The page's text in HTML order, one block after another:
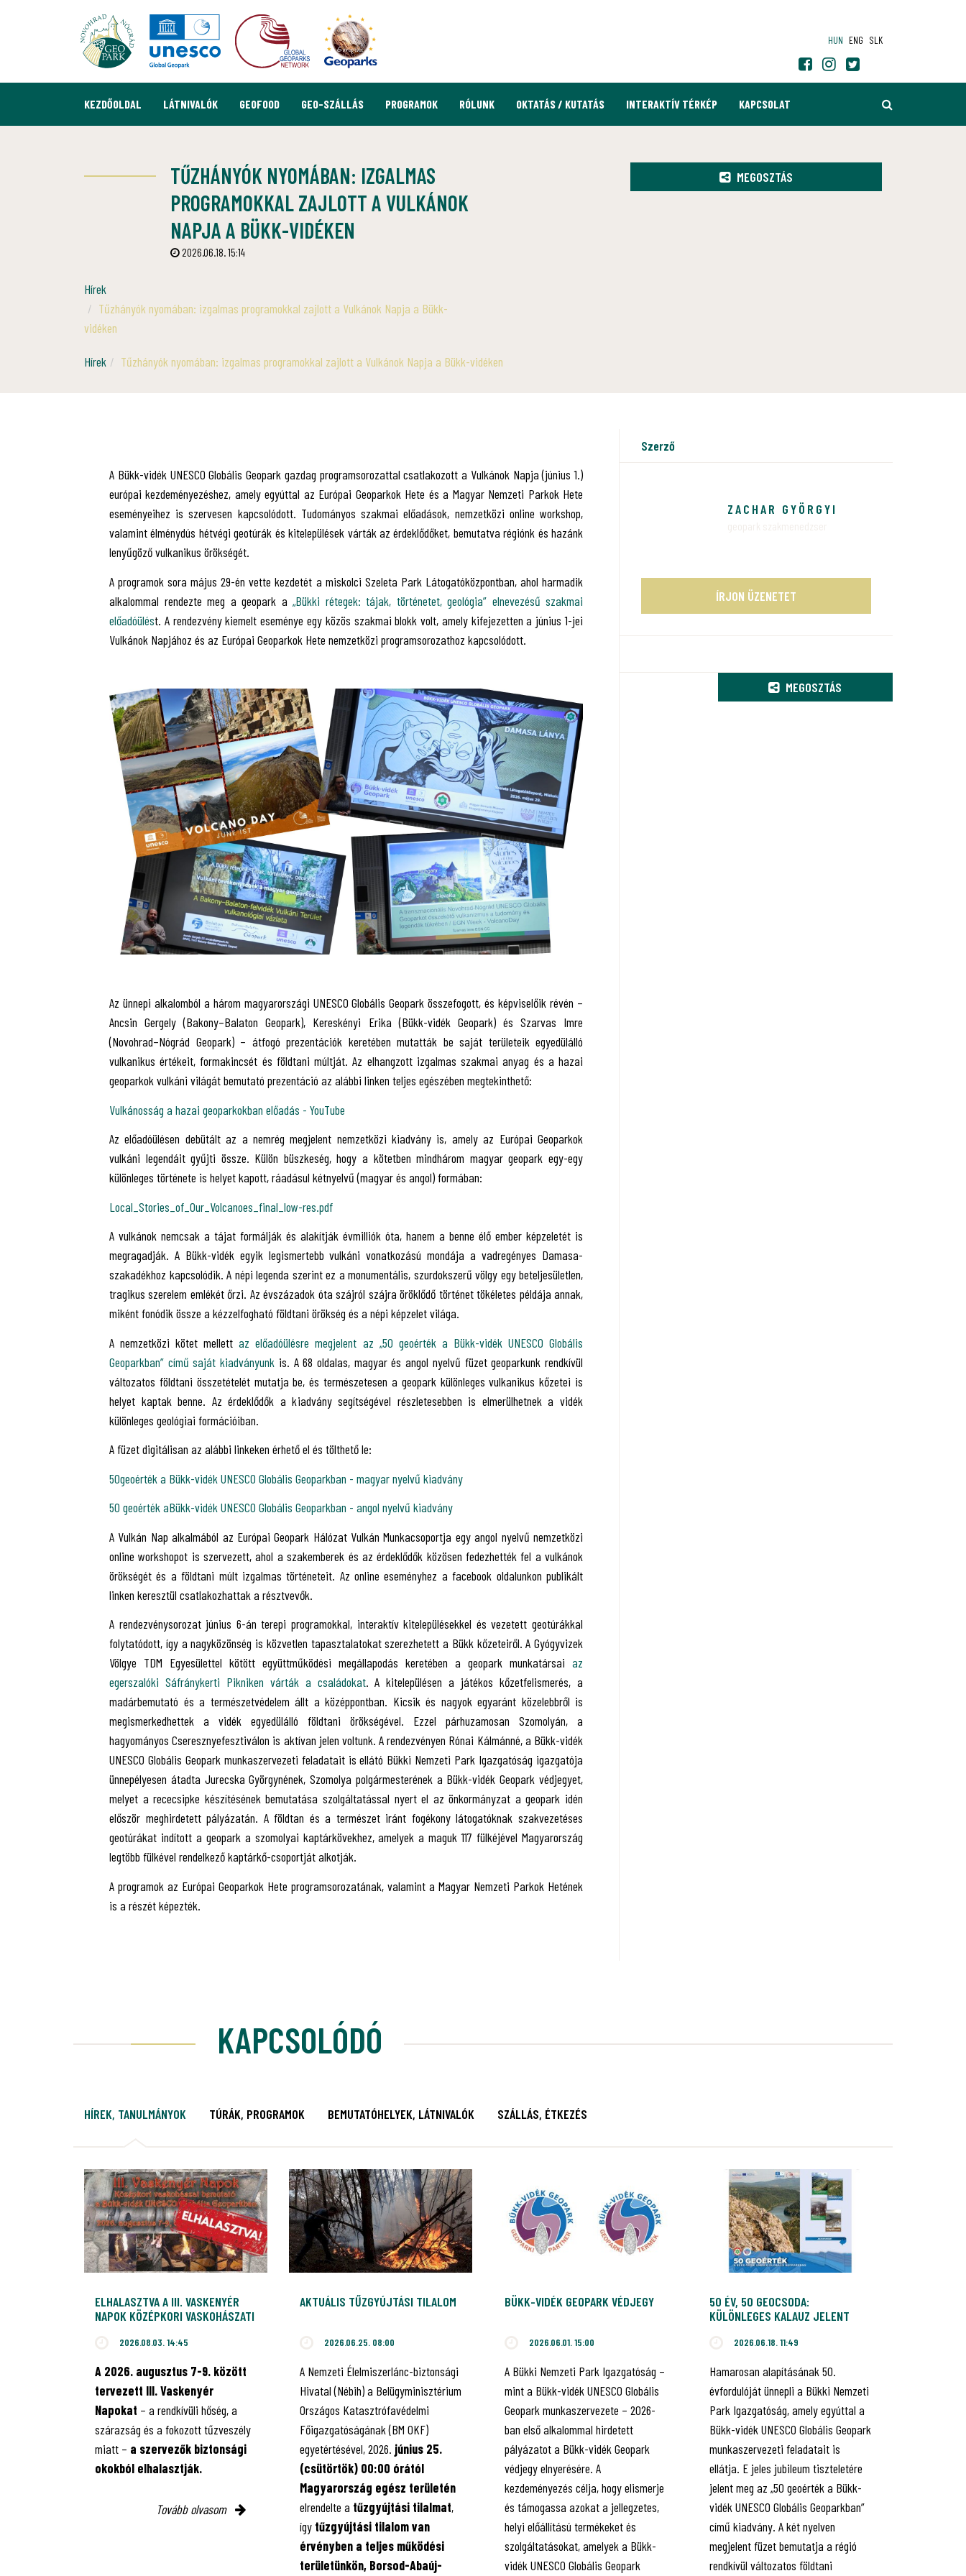
HUN ENG SLK
KEZDŐOLDAL LÁTNIVALÓK GEOFOOD GEO-SZÁLLÁS PROGRAMOK RÓLUNK OKTATÁS / KUTATÁS INTERAKTÍV TÉRKÉP KAPCSOLAT
TŰZHÁNYÓK NYOMÁBAN: IZGALMAS
PROGRAMOKKAL ZAJLOTT A VULKÁNOK
NAPJA A BÜKK-VIDÉKEN
2026.06.18. 15:14
Hírek
Tűzhányók nyomában: izgalmas programokkal zajlott a Vulkánok Napja a Bükk-
vidéken
MEGOSZTÁS
Hírek Tűzhányók nyomában: izgalmas programokkal zajlott a Vulkánok Napja a Bükk-vidéken
A Bükk-vidék UNESCO Globális Geopark gazdag programsorozattal csatlakozott a Vulkánok Napja (június 1.)
európai kezdeményezéshez, amely egyúttal az Európai Geoparkok Hete és a Magyar Nemzeti Parkok Hete
eseményeihez is szervesen kapcsolódott. Tudományos szakmai előadások, nemzetközi online workshop,
valamint élménydús hétvégi geotúrák és kitelepülések várták az érdeklődőket, bemutatva régiónk és hazánk
lenyűgöző vulkanikus örökségét.
A programok sora május 29-én vette kezdetét a miskolci Szeleta Park Látogatóközpontban, ahol harmadik
alkalommal rendezte meg a geopark a „Bükki rétegek: tájak, történetet, geológia” elnevezésű szakmai
előadóülést. A rendezvény kiemelt eseménye egy közös szakmai blokk volt, amely kifejezetten a június 1-jei
Vulkánok Napjához és az Európai Geoparkok Hete nemzetközi programsorozathoz kapcsolódott.
Az ünnepi alkalomból a három magyarországi UNESCO Globális Geopark összefogott, és képviselőik révén –
Ancsin Gergely (Bakony–Balaton Geopark), Kereskényi Erika (Bükk-vidék Geopark) és Szarvas Imre
(Novohrad–Nógrád Geopark) – átfogó prezentációk keretében mutatták be saját területeik egyedülálló
vulkanikus értékeit, formakincsét és földtani múltját. Az elhangzott izgalmas szakmai anyag és a hazai
geoparkok vulkáni világát bemutató prezentáció az alábbi linken teljes egészében megtekinthető:
Vulkánosság a hazai geoparkokban előadás - YouTube
Az előadóülésen debütált az a nemrég megjelent nemzetközi kiadvány is, amely az Európai Geoparkok
vulkáni legendáit gyűjti össze. Külön büszkeség, hogy a kötetben mindhárom magyar geopark egy-egy
különleges története is helyet kapott, ráadásul kétnyelvű (magyar és angol) formában:
Local_Stories_of_Our_Volcanoes_final_low-res.pdf
A vulkánok nemcsak a tájat formálják és alakítják évmilliók óta, hanem a benne élő ember képzeletét is
megragadják. A Bükk-vidék egyik legismertebb vulkáni vonatkozású mondája a vadregényes Damasa-
szakadékhoz kapcsolódik. A népi legenda szerint ez a monumentális, szurdokszerű völgy egy beteljesületlen,
tragikus szerelem emlékét őrzi. Az évszázadok óta szájról szájra öröklődő történet tökéletes példája annak,
miként fonódik össze a kézzelfogható földtani örökség és a népi képzelet világa.
A nemzetközi kötet mellettaz előadóülésre megjelent az „50 geoérték a Bükk-vidék UNESCO Globális
Geoparkban” című saját kiadványunk is. A 68 oldalas, magyar és angol nyelvű füzet geoparkunk rendkívül
változatos földtani összetételét mutatja be, és természetesen a geopark különleges vulkanikus kőzetei is
helyet kaptak benne. Az érdeklődők a kiadvány segítségével részletesebben is elmerülhetnek a vidék
különleges geológiai formációiban.
A füzet digitálisan az alábbi linkeken érhető el és tölthető le:
50geoérték a Bükk-vidék UNESCO Globális Geoparkban - magyar nyelvű kiadvány
50 geoérték aBükk-vidék UNESCO Globális Geoparkban - angol nyelvű kiadvány
A Vulkán Nap alkalmából az Európai Geopark Hálózat Vulkán Munkacsoportja egy angol nyelvű nemzetközi
online workshopot is szervezett, ahol a szakemberek és az érdeklődők közösen fedezhették fel a vulkánok
örökségét és a földtani múlt izgalmas történeteit. Az online eseményhez a facebook oldalunkon publikált
linken keresztül csatlakozhattak a résztvevők.
A rendezvénysorozat június 6-án terepi programokkal, interaktív kitelepülésekkel és vezetett geotúrákkal
folytatódott, így a nagyközönség is közvetlen tapasztalatokat szerezhetett a Bükk kőzeteiről. A Gyógyvizek
Völgye TDM Egyesülettel kötött együttműködési megállapodás keretében a geopark munkatársai az
egerszalóki Sáfránykerti Pikniken várták a családokat. A kitelepülésen a játékos kőzetfelismerés, a
madárbemutató és a természetvédelem állt a középpontban. Kicsik és nagyok egyaránt közelebbről is
megismerkedhettek a vidék egyedülálló földtani örökségével. Ezzel párhuzamosan Szomolyán, a
hagyományos Cseresznyefesztiválon is aktívan jelen voltunk. A rendezvényen Rónai Kálmánné, a Bükk-vidék
UNESCO Globális Geopark munkaszervezeti feladatait is ellátó Bükki Nemzeti Park Igazgatóság igazgatója
ünnepélyesen átadta Jurecska Györgynének, Szomolya polgármesterének a Bükk-vidék Geopark védjegyet,
melyet a rececsipke készítésének bemutatása szolgáltatással nyert el az önkormányzat a geopark idén
először meghirdetett pályázatán. A földtan és a természet iránt fogékony látogatóknak szakvezetéses
geotúrákat indított a geopark a szomolyai kaptárkövekhez, amelyek a maguk 117 fülkéjével Magyarország
legtöbb fülkével rendelkező kaptárkő-csoportját alkotják.
A programok az Európai Geoparkok Hete programsorozatának, valamint a Magyar Nemzeti Parkok Hetének
is a részét képezték.
szerző
ZACHAR GYÖRGYI
ÍRJON ÜZENETET
MEGOSZTÁS
KAPCSOLÓDÓ
HÍREK, TANULMÁNYOK TÚRÁK, PROGRAMOK BEMUTATÓHELYEK, LÁTNIVALÓK SZÁLLÁS, ÉTKEZÉS
ELHALASZTVA A III. VASKENYÉR
NAPOK KÖZÉPKORI VASKOHÁSZATI
2026.08.03. 14:45
A 2026. augusztus 7-9. között
tervezett III. Vaskenyér
Napokat – a rendkívüli hőség, a
szárazság és a fokozott tűzveszély
miatt – a szervezők biztonsági
okokból elhalasztják.
Tovább olvasom
AKTUÁLIS TŰZGYÚJTÁSI TILALOM
2026.06.25. 08:00
A Nemzeti Élelmiszerlánc-biztonsági
Hivatal (Nébih) a Belügyminisztérium
Országos Katasztrófavédelmi
Főigazgatóságának (BM OKF)
egyetértésével, 2026. június 25.
(csütörtök) 00:00 órától
Magyarország egész területén
elrendelte a tűzgyújtási tilalmat,
így tűzgyújtási tilalom van
érvényben a teljes működési
területünkön, Borsod-Abaúj-
BÜKK-VIDÉK GEOPARK VÉDJEGY
2026.06.01. 15:00
A Bükki Nemzeti Park Igazgatóság –
mint a Bükk-vidék UNESCO Globális
Geopark munkaszervezete – 2026-
ban első alkalommal hirdetett
pályázatot a Bükk-vidék Geopark
védjegy elnyerésére. A
kezdeményezés célja, hogy elismerje
és támogassa azokat a jellegzetes,
helyi előállítású termékeket és
szolgáltatásokat, amelyek a Bükk-
vidék UNESCO Globális Geopark
50 ÉV, 50 GEOCSODA:
KÜLÖNLEGES KALAUZ JELENT
2026.06.18. 11:49
Hamarosan alapításának 50.
évfordulóját ünnepli a Bükki Nemzeti
Park Igazgatóság, amely egyúttal a
Bükk-vidék UNESCO Globális Geopark
munkaszervezeti feladatait is
ellátja. E jeles jubileum tiszteletére
jelent meg az „50 geoérték a Bükk-
vidék UNESCO Globális Geoparkban”
című kiadvány. A két nyelven
megjelent füzet bemutatja a régió
rendkívül változatos földtani